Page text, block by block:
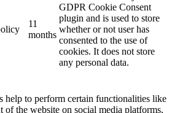
11
months
GDPR Cookie Consent
plugin and is used to store
whether or not user has
consented to the use of
cookies. It does not store
any personal data.
help to perform certain functionalities like
of the website on social media platforms,